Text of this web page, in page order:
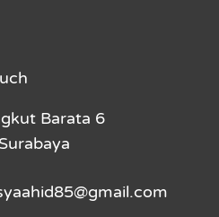
Barata 6